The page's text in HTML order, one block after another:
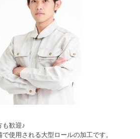
も歓迎♪
で使用される大型ロールの加工です。